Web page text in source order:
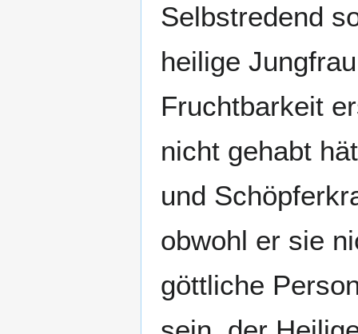
Selbstredend
heilige
Fruchtbarkeit
nicht gehabt
und
obwohl er sie
göttliche